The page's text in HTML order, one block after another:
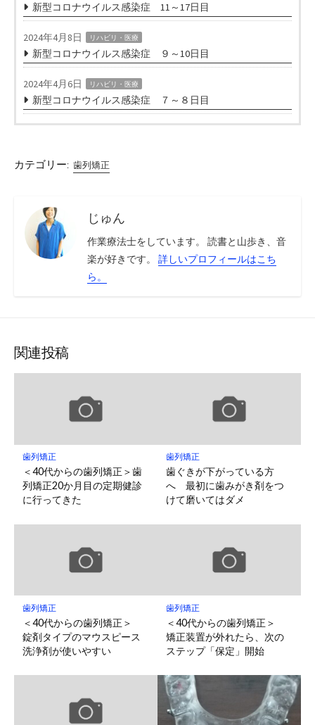
新型コロナウイルス感染症 11～17日目
2024年4月8日 リハビリ・医療
新型コロナウイルス感染症 ９～10日目
2024年4月6日 リハビリ・医療
新型コロナウイルス感染症 ７～８日目
カテゴリー: 歯列矯正
じゅん
作業療法士をしています。 読書と山歩き、音
楽が好きです。 詳しいプロフィールはこち
ら。
関連投稿
歯列矯正
＜40代からの歯列矯正＞歯
列矯正20か月目の定期健診
に行ってきた
歯列矯正
歯ぐきが下がっている方
へ 最初に歯みがき剤をつ
けて磨いてはダメ
歯列矯正
＜40代からの歯列矯正＞
錠剤タイプのマウスピース
洗浄剤が使いやすい
歯列矯正
＜40代からの歯列矯正＞
矯正装置が外れたら、次の
ステップ「保定」開始